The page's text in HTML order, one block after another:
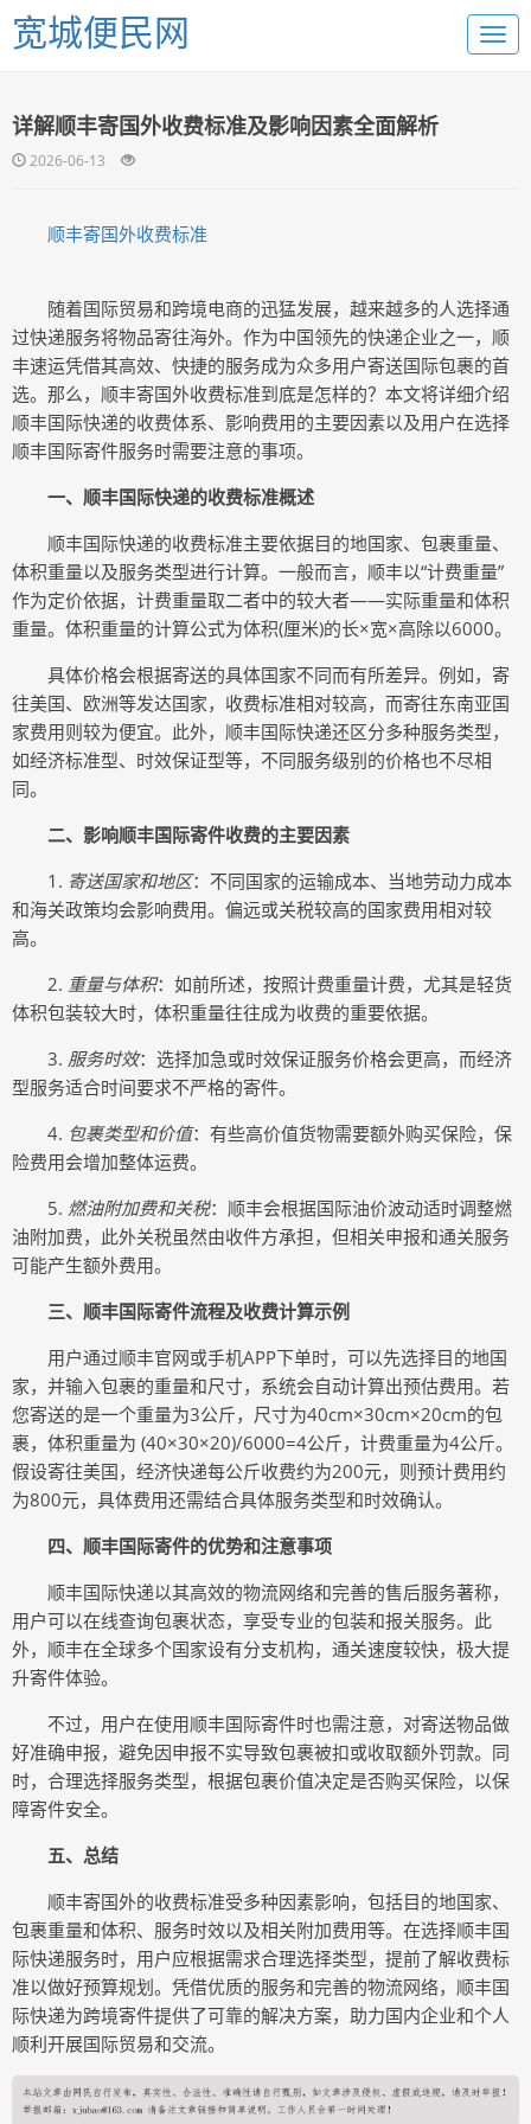
宽城便民网
详解顺丰寄国外收费标准及影响因素全面解析
2026-06-13
顺丰寄国外收费标准
随着国际贸易和跨境电商的迅猛发展，越来越多的人选择通
过快递服务将物品寄往海外。作为中国领先的快递企业之一，顺
丰速运凭借其高效、快捷的服务成为众多用户寄送国际包裹的首
选。那么，顺丰寄国外收费标准到底是怎样的？本文将详细介绍
顺丰国际快递的收费体系、影响费用的主要因素以及用户在选择
顺丰国际寄件服务时需要注意的事项。
一、顺丰国际快递的收费标准概述
顺丰国际快递的收费标准主要依据目的地国家、包裹重量、
体积重量以及服务类型进行计算。一般而言，顺丰以“计费重量”
作为定价依据，计费重量取二者中的较大者——实际重量和体积
重量。体积重量的计算公式为体积(厘米)的长×宽×高除以6000。
具体价格会根据寄送的具体国家不同而有所差异。例如，寄
往美国、欧洲等发达国家，收费标准相对较高，而寄往东南亚国
家费用则较为便宜。此外，顺丰国际快递还区分多种服务类型，
如经济标准型、时效保证型等，不同服务级别的价格也不尽相
同。
二、影响顺丰国际寄件收费的主要因素
1. 寄送国家和地区：不同国家的运输成本、当地劳动力成本
和海关政策均会影响费用。偏远或关税较高的国家费用相对较
高。
2. 重量与体积：如前所述，按照计费重量计费，尤其是轻货
体积包装较大时，体积重量往往成为收费的重要依据。
3. 服务时效：选择加急或时效保证服务价格会更高，而经济
型服务适合时间要求不严格的寄件。
4. 包裹类型和价值：有些高价值货物需要额外购买保险，保
险费用会增加整体运费。
5. 燃油附加费和关税：顺丰会根据国际油价波动适时调整燃
油附加费，此外关税虽然由收件方承担，但相关申报和通关服务
可能产生额外费用。
三、顺丰国际寄件流程及收费计算示例
用户通过顺丰官网或手机APP下单时，可以先选择目的地国
家，并输入包裹的重量和尺寸，系统会自动计算出预估费用。若
您寄送的是一个重量为3公斤，尺寸为40cm×30cm×20cm的包
裹，体积重量为 (40×30×20)/6000=4公斤，计费重量为4公斤。
假设寄往美国，经济快递每公斤收费约为200元，则预计费用约
为800元，具体费用还需结合具体服务类型和时效确认。
四、顺丰国际寄件的优势和注意事项
顺丰国际快递以其高效的物流网络和完善的售后服务著称，
用户可以在线查询包裹状态，享受专业的包装和报关服务。此
外，顺丰在全球多个国家设有分支机构，通关速度较快，极大提
升寄件体验。
不过，用户在使用顺丰国际寄件时也需注意，对寄送物品做
好准确申报，避免因申报不实导致包裹被扣或收取额外罚款。同
时，合理选择服务类型，根据包裹价值决定是否购买保险，以保
障寄件安全。
五、总结
顺丰寄国外的收费标准受多种因素影响，包括目的地国家、
包裹重量和体积、服务时效以及相关附加费用等。在选择顺丰国
际快递服务时，用户应根据需求合理选择类型，提前了解收费标
准以做好预算规划。凭借优质的服务和完善的物流网络，顺丰国
际快递为跨境寄件提供了可靠的解决方案，助力国内企业和个人
顺利开展国际贸易和交流。